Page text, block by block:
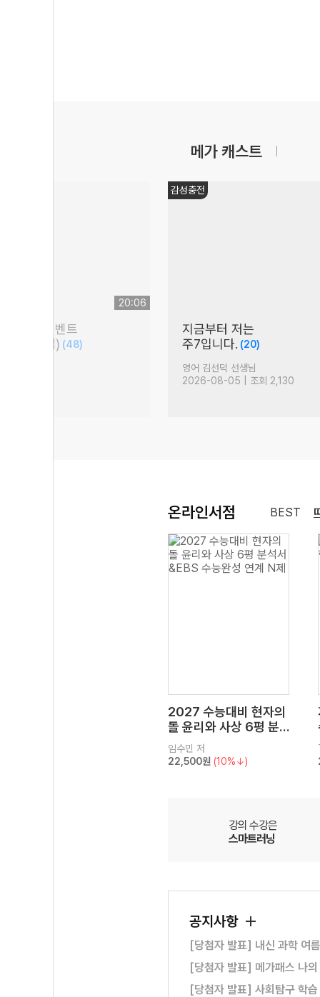
메가 캐스트
20:06
수강평 이벤트
아지는 법) (48)
감성충전
지금부터 저는
주7입니다. (20)
영어 김선덕 선생님
2026-08-05 | 조회 2,130
온라인서점 BEST
2027 수능대비 현자의
돌 윤리와 사상 6평 분
석서&EBS 수능완성 연
계 N제
임수민 저
22,500원 (10%↓)
강의 수강은
스마트러닝
공지사항
[당첨자 발표] 내신 과학 여
[당첨자 발표] 메가패스 나
[당첨자 발표] 사회탐구 학